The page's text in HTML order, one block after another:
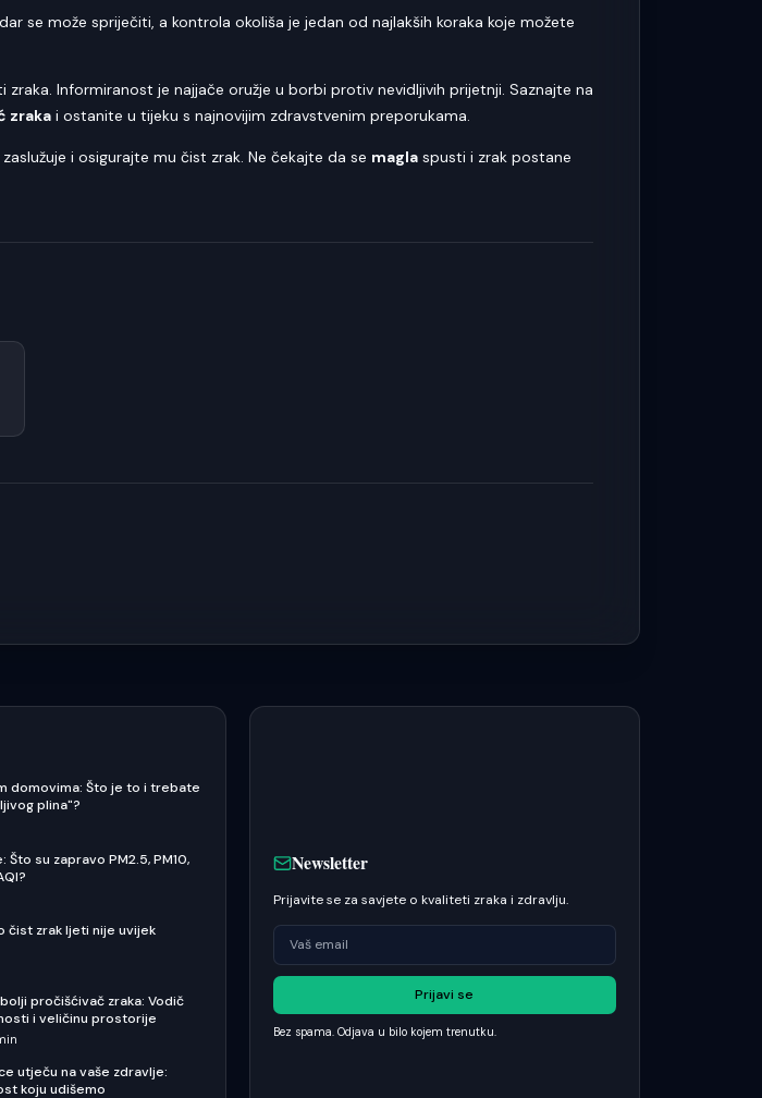
se može spriječiti, a kontrola okoliša je jedan od najlakših koraka koje možete
Informiranost je najjače oružje u borbi protiv nevidljivih prijetnji. Saznajte na
zraka i ostanite u tijeku s najnovijim zdravstvenim preporukama.
i osigurajte mu čist zrak. Ne čekajte da se magla spusti i zrak postane
domovima: Što je to i trebate
plina"?
Što su zapravo PM2.5, PM10,
čist zrak ljeti nije uvijek
pročišćivač zraka: Vodič
i veličinu prostorije
utječu na vaše zdravlje:
koju udišemo
Newsletter
Prijavite se za savjete o kvaliteti zraka i zdravlju.
Prijavi se
Bez spama. Odjava u bilo kojem trenutku.